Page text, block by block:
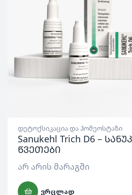
დეტოქსიკაცია და ჰომეოსტაზი
Sanukehl Trich D6 –
წვეთები
არ არის მარაგში
ᲕᲠᲪᲚᲐᲓ